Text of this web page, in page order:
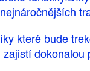
které bude
dokonalou